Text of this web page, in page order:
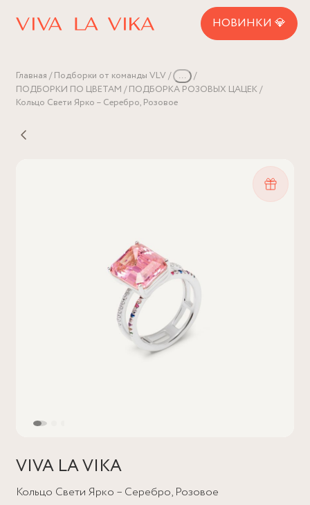
НОВИНКИ 💎
Главная Подборки от команды VLV
...
ПОДБОРКИ ПО ЦВЕТАМ
ПОДБОРКА РОЗОВЫХ ЦАЦЕК
Кольцо Свети Ярко – Серебро, Розовое
VIVA LA VIKA
Кольцо Свети Ярко – Серебро, Розовое